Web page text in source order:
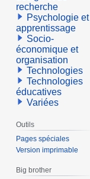
recherche
Psychologie et
apprentissage
Socio-
économique et
organisation
Technologies
Technologies
éducatives
Variées
Outils
Pages spéciales
Version imprimable
Big brother